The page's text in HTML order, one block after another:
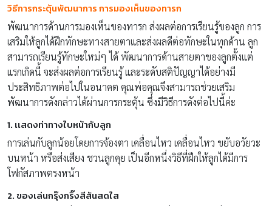
วิธีการกระตุ้นพัฒนาการ การมองเห็นของทารก
พัฒนาการด้านการมองเห็นของทารก ส่งผลต่อการเรียนรู้ของลูก การ
เสริมให้ลูกได้ฝึกทักษะทางสายตาและส่งผลดีต่อทักษะในทุกด้าน ลูก
สามารถเรียนรู้ทักษะใหม่ๆ ได้ พัฒนาการด้านสายตาของลูกตั้งแต่
แรกเกิดนี้ จะส่งผลต่อการเรียนรู้ และระดับสติปัญญาได้อย่างมี
ประสิทธิภาพต่อไปในอนาคต คุณพ่อคุณจึงสามารถช่วยเสริม
พัฒนาการดังกล่าวได้ผ่านการกระตุ้น ซึ่งมีวิธีการดังต่อไปนี้ค่ะ
1. เเสดงท่าทางใบหน้ากับลูก
การเล่นกับลูกน้อยโดยการจ้องตา เคลื่อนไหว เคลื่อนไหว ขยับอวัยวะ
บนหน้า หรือส่งเสียง ชวนลูกคุย เป็นอีกหนึ่งวิธีที่ฝึกให้ลูกได้มีการ
โฟกัสภาพตรงหน้า
2. ของเล่นกรุ๊งกริ๊งสีสันสดใส